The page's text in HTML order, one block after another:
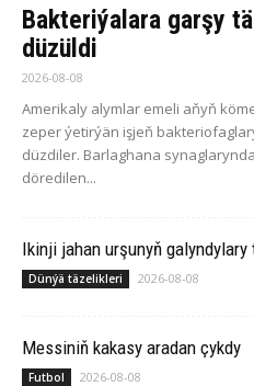
Bakteriýalara garşy
düzüldi
2026-08-08
Amerikaly alymlar emeli aňyň
zeper ýetirýän işjeň
düzdiler. Barlaghana
döredilen...
Ikinji jahan urşunyň galyndylary
Dünýä täzelikleri 2026-08-08
Messiniň kakasy aradan çykdy
Futbol 2026-08-08